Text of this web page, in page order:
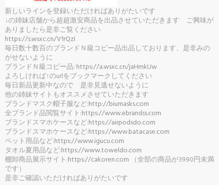
新しいラインを登録いただければありがたいです
↓の姉妹店舗から超超激安商品を出品させていただきます ご興味が
ありましたら是非ご覧ください
https://s.wsxc.cn/V1rQzI
毎日数十数百のブランドＮ級コピー品出品しております、是非みの
がせないように
ブランドＮ級コピー品: https://a.wsxc.cn/jaHmkUw
よろしければ↑のurlをブックマークしてください
毎日新品更新中なので 是非見逃せないように
他の姉妹サイトもオススメさせていただきます
ブランドマスク帽子服など:http://biumasks.com
全ブランド品閲覧サイト:https://www.ebrandss.com
ブランドスマホケースなど:https://airpodsdo.com
ブランドスマホケースなど:https://www.batacase.com
ペット用品など:https://www.igucu.com
タオル夏用品など:https://www.toweldo.com
棚卸商品展示サイト:https://cakoren.com （全部の商品が3990円未満
です）
是非ご確認いただければありがたいです